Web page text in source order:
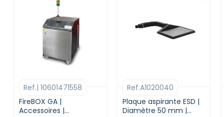
FireBOX GA |
Accessoires |
Ref.| 10601471558
Plaque aspirante ESD |
Diamètre 50 mm |
Ref.A1020040